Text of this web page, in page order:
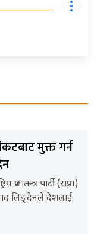
मुक्त गर्न
प्रजातन्त्र पार्टी (राप्रपा)
लिङ्देनले देशलाई